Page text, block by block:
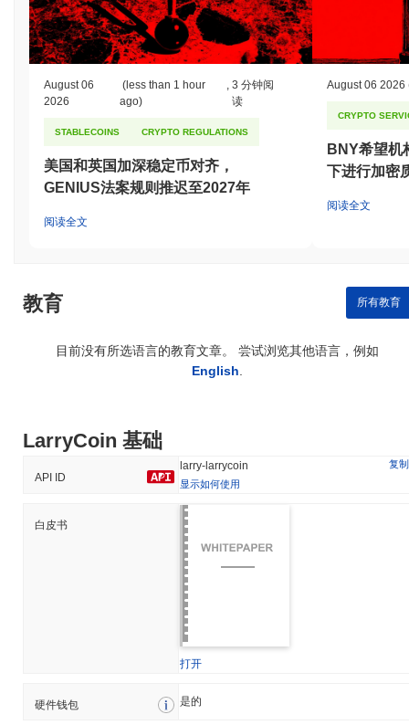
August 06
2026
(less than 1 hour
ago)
,3 分钟阅
读
STABLECOINS CRYPTO REGULATIONS
美国和英国加深稳定币对齐，
GENIUS法案规则推迟至2027年
阅读全文
August 06 2026
CRYPTO
BNY希望机
下进行加密
阅读全文
教育 所有教育
目前没有所选语言的教育文章。 尝试浏览其他语言，例如
English
LarryCoin 基础
API ID
larry-larrycoin
复制
显示如何使用
白皮书
打开
硬件钱包 是的